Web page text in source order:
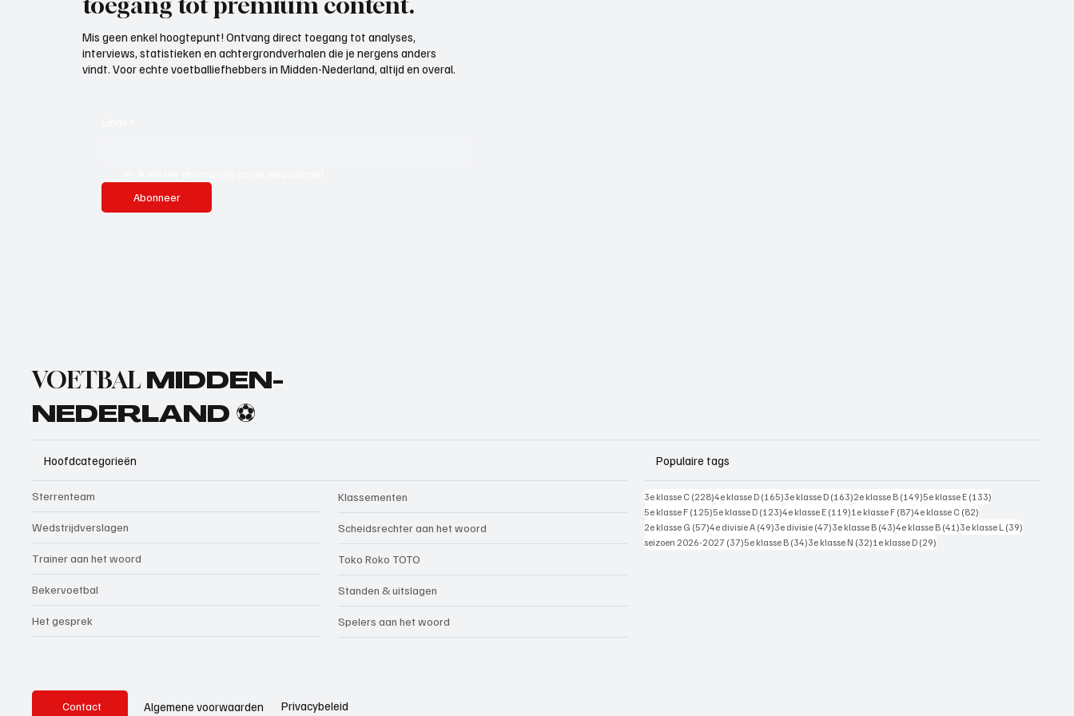
Mis geen enkel hoogtepunt! Ontvang direct toegang tot analyses,
interviews, statistieken en achtergrondverhalen die je nergens anders
vindt. Voor echte voetballiefhebbers in Midden-Nederland, altijd en overal.
Abonneer
VOETBAL MIDDEN-
NEDERLAND ⚽
Hoofdcategorieën
Sterrenteam
Wedstrijdverslagen
Trainer aan het woord
Bekervoetbal
Het gesprek
Klassementen
Scheidsrechter aan het woord
Toko Roko TOTO
Standen & uitslagen
Spelers aan het woord
Populaire tags
3e klasse C (228)228 posts
4e klasse D (165)165 posts
3e klasse D (163)163 posts
2e klasse B (149)149 posts
5e klasse E (133)
5e klasse F (125)125 posts
5e klasse D (123)123 posts
4e klasse E (119)119 posts
1e klasse F (87)87 posts
4e klasse C (82)
2e klasse G (57)57 posts
4e divisie A (49)49 posts
3e divisie (47)47 posts
3e klasse B (43)43 posts
4e klasse B (41)41 posts
3e klasse L (39)
seizoen 2026-2027 (37)37 posts
5e klasse B (34)34 posts
3e klasse N (32)32 posts
1e klasse D (29)
Contact Algemene voorwaarden Privacybeleid